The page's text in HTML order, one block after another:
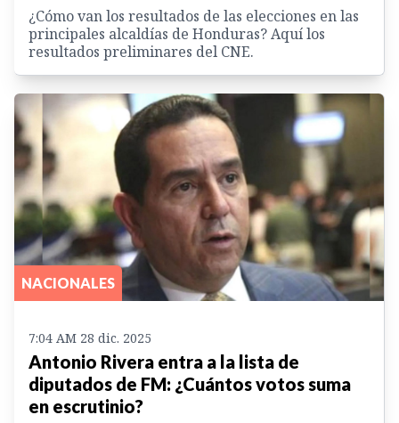
¿Cómo van los resultados de las elecciones en las
principales alcaldías de Honduras? Aquí los
resultados preliminares del CNE.
NACIONALES
7:04 AM 28 dic. 2025
Antonio Rivera entra a la lista de
diputados de FM: ¿Cuántos votos suma
en escrutinio?